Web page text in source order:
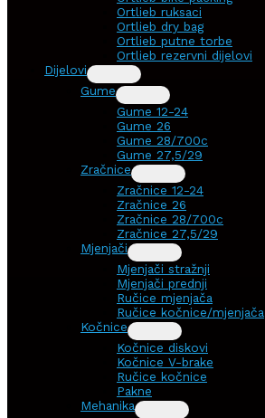
Ortlieb ruksaci
Ortlieb dry bag
Ortlieb putne torbe
Ortlieb rezervni dijelovi
Dijelovi
Gume
Gume 12-24
Gume 26
Gume 28/700c
Gume 27,5/29
Zračnice
Zračnice 12-24
Zračnice 26
Zračnice 28/700c
Zračnice 27,5/29
Mjenjači
Mjenjači stražnji
Mjenjači prednji
Ručice mjenjača
Ručice kočnice/mjenjača
Kočnice
Kočnice diskovi
Kočnice V-brake
Ručice kočnice
Pakne
Mehanika